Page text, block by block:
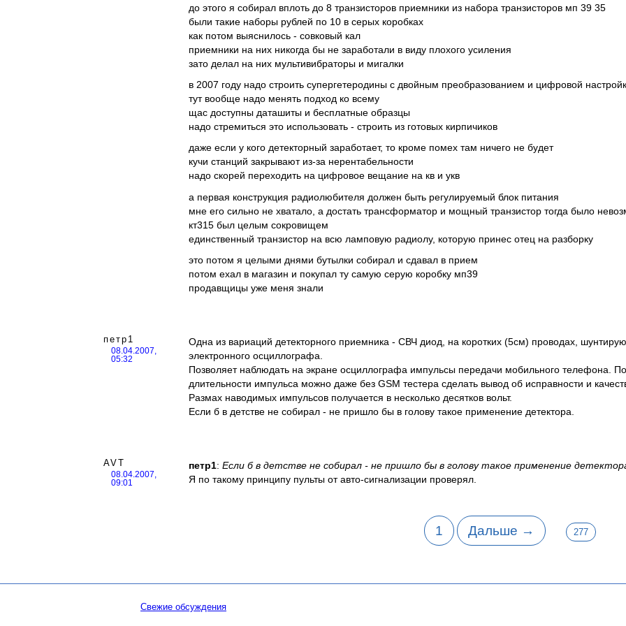
до этого я собирал вплоть до 8 транзисторов приемники из набора транзисторов мп 39 35
были такие наборы рублей по 10 в серых коробках
как потом выяснилось - совковый кал
приемники на них никогда бы не заработали в виду плохого усиления
зато делал на них мультивибраторы и мигалки
в 2007 году надо строить супергетеродины с двойным преобразованием и цифровой
тут вообще надо менять подход ко всему
щас доступны даташиты и бесплатные образцы
надо стремиться это использовать - строить из готовых кирпичиков
даже если у кого детекторный заработает, то кроме помех там ничего не будет
кучи станций закрывают из-за нерентабельности
надо скорей переходить на цифровое вещание на кв и укв
а первая конструкция радиолюбителя должен быть регулируемый блок питания
мне его сильно не хватало, а достать трансформатор и мощный транзистор тогда было
кт315 был целым сокровищем
единственный транзистор на всю ламповую радиолу, которую принес отец на разборку
это потом я целыми днями бутылки собирал и сдавал в прием
потом ехал в магазин и покупал ту самую серую коробку мп39
продавщицы уже меня знали
петр1
08.04.2007,
05:32
Одна из вариаций детекторного приемника - СВЧ диод, на коротких (5см) проводах,
электронного осциллографа.
Позволяет наблюдать на экране осциллографа импульсы передачи мобильного телефона.
длительности импульса можно даже без GSM тестера сделать вывод об исправности и
Размах наводимых импульсов получается в несколько десятков вольт.
Если б в детстве не собирал - не пришло бы в голову такое применение детектора.
AVT
08.04.2007,
09:01
петр1: Если б в детстве не собирал - не пришло бы в голову такое применение
Я по такому принципу пульты от авто-сигнализации проверял.
1 Дальше → 277
Свежие обсуждения